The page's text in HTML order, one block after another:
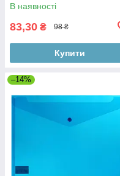
В наявності
83,30 ₴ 98 ₴
Купити
–14%